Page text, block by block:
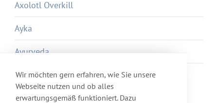
Wir möchten gern erfahren, wie Sie unsere
Webseite nutzen und ob alles
erwartungsgemäß funktioniert. Dazu
Axolotl Overkill
Ayka
Ayurveda
Azur et Asmar